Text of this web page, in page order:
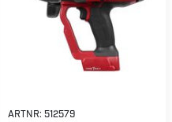
ARTNR: 512579